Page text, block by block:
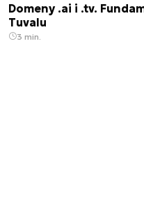
Domeny .ai i .tv.
Tuvalu
3 min.